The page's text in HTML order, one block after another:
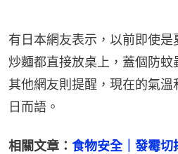
有日本網友表示，以前即使
炒麵都直接放桌上，蓋個防
其他網友則提醒，現在的氣溫
日而語。
相關文章： 食物安全｜發霉